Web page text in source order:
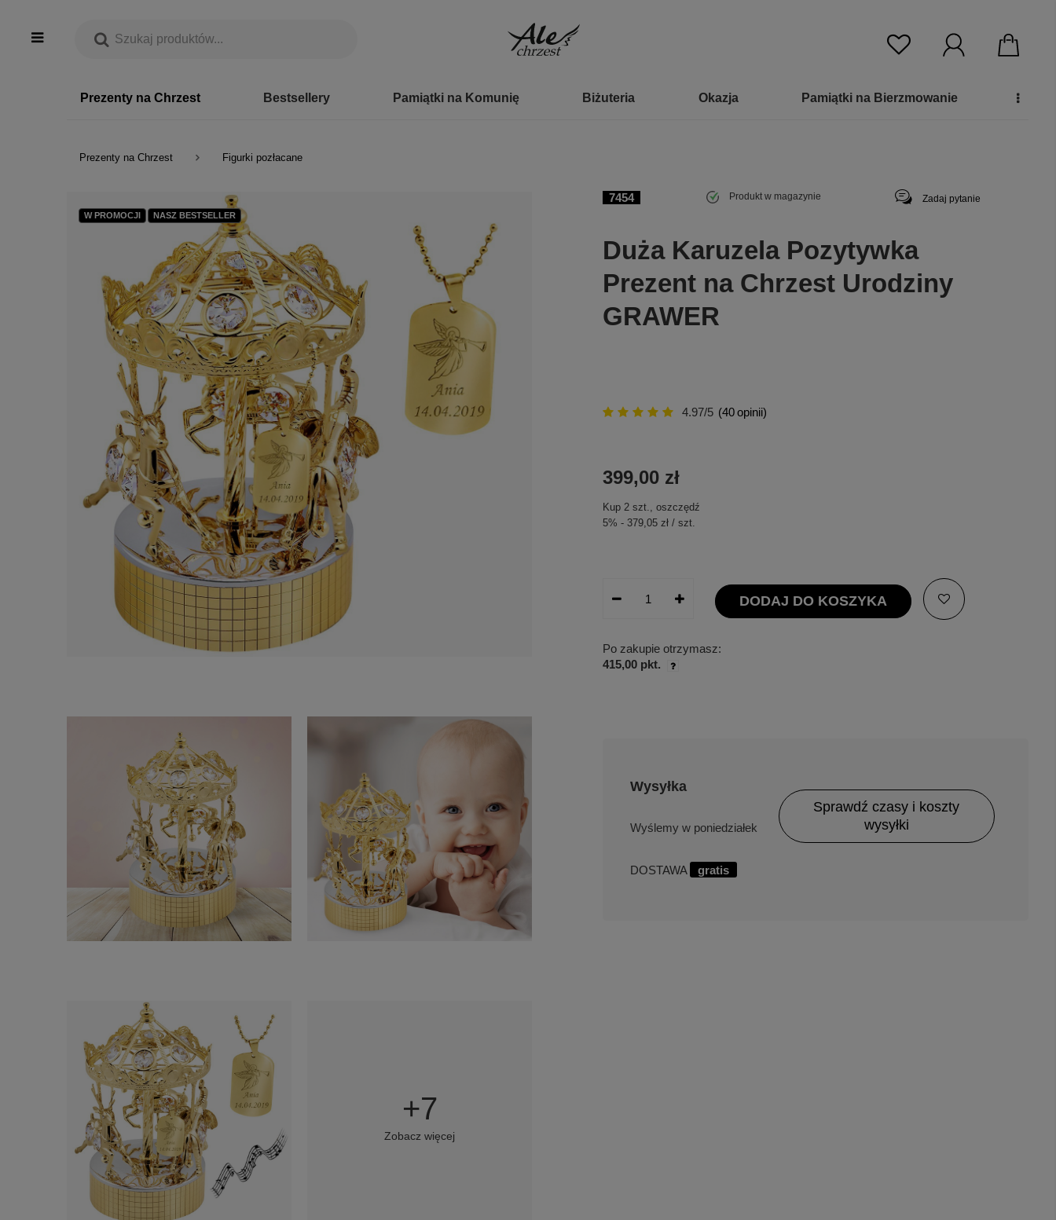
Prezenty na Chrzest Bestsellery Pamiątki na Komunię Biżuteria Okazja Pamiątki na Bierzmowanie
Prezenty na Chrzest Figurki pozłacane
+7
Zobacz więcej
W PROMOCJI NASZ BESTSELLER
7454 Produkt w magazynie Zadaj pytanie
Duża Karuzela Pozytywka
Prezent na Chrzest Urodziny
GRAWER
4.97/5 (40opinii)
399,00 zł
Kup 2 szt., oszczędź
5% - 379,05 zł / szt.
DODAJ DO KOSZYKA
Po zakupie otrzymasz:
415,00 pkt.
Wysyłka
w poniedziałek
DOSTAWA gratis
Sprawdź czasy i koszty
wysyłki